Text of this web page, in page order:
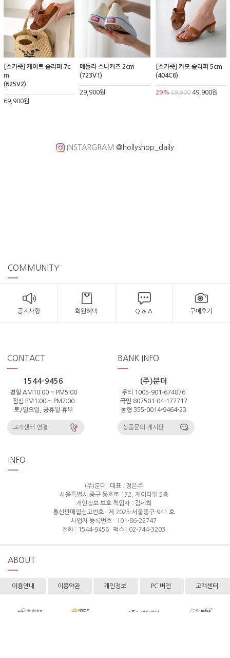
[소가죽] 케이트 슬리퍼 7c
m
(625V2)
69,900원
메들리 스니커즈 2cm
(723V1)
29,900원
[소가죽] 카모 슬리퍼 5cm
(404C6)
29% 69,90049,900원
INSTARGRAM @hollyshop_daily
COMMUNITY
공지사항 회원혜택 Q & A 구매후기
CONTACT
1544-9456
평일 AM10:00 ~ PM5:00
점심 PM1:00 ~ PM2:00
토/일요일, 공휴일 휴무
고객센터 연결
BANK INFO
(주)분더
우리 1005-901-674876
국민 807501-04-177717
농협 355-0014-9464-23
상품문의 게시판
INFO
(주)분더
대표 : 정은주
서울특별시 중구 동호로 172, 제이타워 5층
개인정보 보호 책임자 : 김세희
통신판매업신고번호 : 제 2025-서울중구-941 호
사업자 등록번호 : 101-86-22747
전화 : 1544-9456
팩스 : 02-744-3203
ABOUT
이용안내 이용약관 개인정보 PC 버전 고객센터